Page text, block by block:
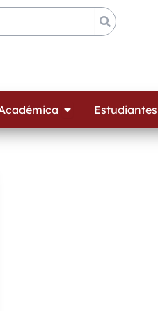
Open Oferta
Estudiantes